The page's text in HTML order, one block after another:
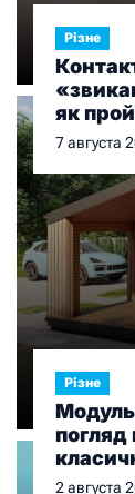
Різне
як
7 августа
Різне
погляд
2 августа